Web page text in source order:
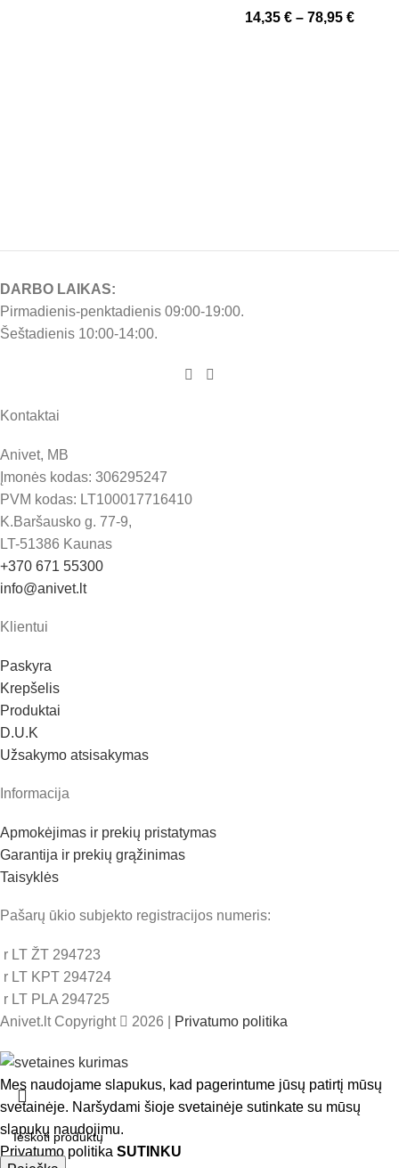
14,35 € – 78,95 €
DARBO LAIKAS:
Pirmadienis-penktadienis 09:00-19:00.
Šeštadienis 10:00-14:00.
Kontaktai
Anivet, MB
Įmonės kodas: 306295247
PVM kodas: LT100017716410
K.Baršausko g. 77-9,
LT-51386 Kaunas
+370 671 55300
info@anivet.lt
Klientui
Paskyra
Krepšelis
Produktai
D.U.K
Užsakymo atsisakymas
Informacija
Apmokėjimas ir prekių pristatymas
Garantija ir prekių grąžinimas
Taisyklės
Pašarų ūkio subjekto registracijos numeris:
r LT ŽT 294723
r LT KPT 294724
r LT PLA 294725
Anivet.lt Copyright
2026 | Privatumo politika
Mes naudojame slapukus, kad pagerintume jūsų patirtį mūsų
svetainėje. Naršydami šioje svetainėje sutinkate su mūsų
slapukų naudojimu.
Privatumo politika SUTINKU